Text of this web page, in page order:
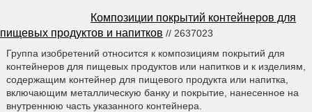
Композиции покрытий контейнеров для
пищевых продуктов и напитков // 2637023
Группа изобретений относится к композициям покрытий для
контейнеров для пищевых продуктов или напитков и к изделиям,
содержащим контейнер для пищевого продукта или напитка,
включающим металлическую банку и покрытие, нанесенное на
внутреннюю часть указанного контейнера.